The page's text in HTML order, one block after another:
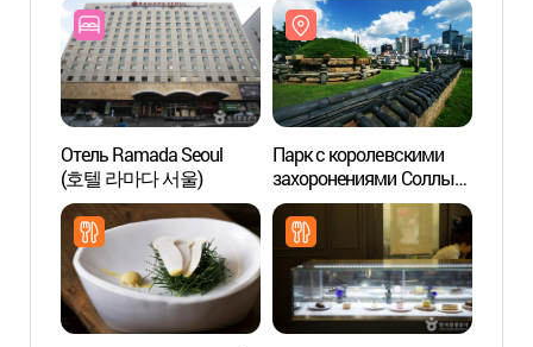
Отель Ramada Seoul
(호텔 라마다 서울)
Парк с королевскими
захоронениями Соллын
и Чжоннын в Сеуле
[Всемирное культурное
наследие ЮНЕСКО] (서울
선릉(성종과 정현왕후)과
정릉(중종) [유네스코
세계문화유산])